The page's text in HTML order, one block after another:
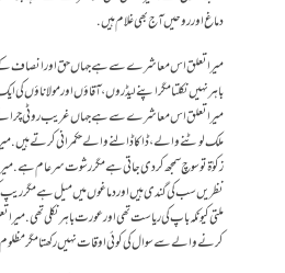
دماغ اور روحیں آج بھی غلام ہیں .
میرا تعلق اس معاشرے سے ہے جہاں حق اور انصاف کےلیے
باہر نہیں نکلتا مگر اپنے لیڈروں، آقاؤں اور مولاناؤں
میرا تعلق اس معاشرے سے ہے جہاں غریب روٹی چرانے
ملک لوٹنے والے، ڈاکا ڈالنے والے حکمرانی کرتے
زکوٰۃ تو سوچ سمجھ کر دی جاتی ہے مگر رشوت سر عام
نظریں سب کی گندی ہیں اور دماغوں میں میل ہے مگر
ملتی کیونکہ باپ کی ریاست تھی اور عورت باہر نکلی
کرنے والے سے سوال کی کوئی اوقات نہیں رکھتا مگر